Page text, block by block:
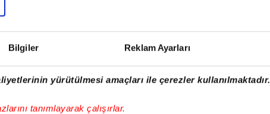
Bilgiler Reklam Ayarları
yürütülmesi amaçları ile çerezler kullanılmaktadır.
tanımlayarak çalışırlar.
ateş, baş ağrısı, halsizlik,
yer almaktadır. Şüpheli
ve tıbbi yardım istenmesi
en dik geldiği 11.00–16.00
Çocuğun susama hissi